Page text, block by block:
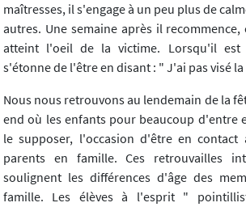
maîtresses, il s'engage à un peu plus de
autres. Une semaine après il
atteint l'oeil de la victime. Lorsqu'il est
s'étonne de l'être en disant : " J'ai pas visé
Nous nous retrouvons au lendemain de la
end où les enfants pour beaucoup d'entre
le supposer, l'occasion d'être en contact
parents en famille. Ces retrouvailles
soulignent les différences d'âge des
famille. Les élèves à l'esprit "